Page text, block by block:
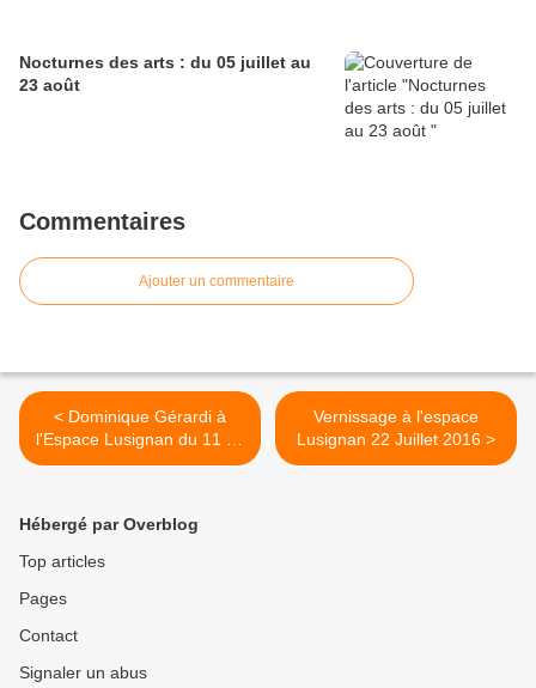
Nocturnes des arts : du 05 juillet au
23 août
Commentaires
Ajouter un commentaire
< Dominique Gérardi à
l'Espace Lusignan du 11 au
24 juillet 2016
Vernissage à l'espace
Lusignan 22 Juillet 2016 >
Hébergé par Overblog
Top articles
Pages
Contact
Signaler un abus